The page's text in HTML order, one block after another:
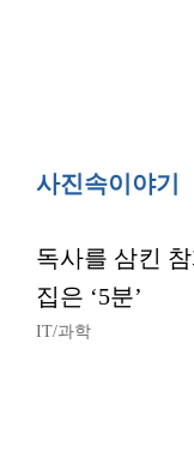
사진속이야기
독사를 삼킨
집은 ‘5분’
IT/과학